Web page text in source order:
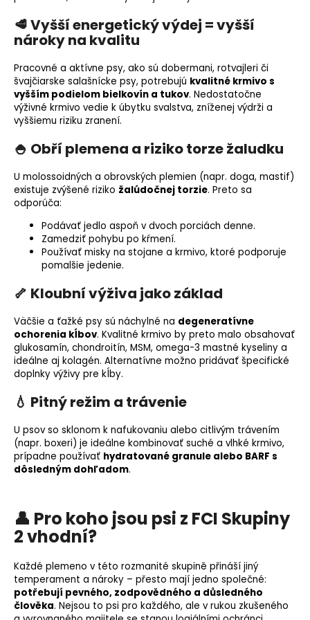
🥩 Vyšší energetický výdej = vyšší
nároky na kvalitu
Pracovné a aktívne psy, ako sú dobermani, rotvajleri či
švajčiarske salašnícke psy, potrebujú kvalitné krmivo s
vyšším podielom bielkovín a tukov. Nedostatočne
výživné krmivo vedie k úbytku svalstva, zníženej výdrži a
vyššiemu riziku zranení.
🍚 Obří plemena a riziko torze žaludku
U molossoidných a obrovských plemien (napr. doga, mastif)
existuje zvýšené riziko žalúdočnej torzie. Preto sa
odporúča:
Podávať jedlo aspoň v dvoch porciách denne.
Zamedziť pohybu po kŕmení.
Používať misky na stojane a krmivo, ktoré podporuje
pomalšie jedenie.
🦴 Kloubní výživa jako základ
Väčšie a ťažké psy sú náchylné na degeneratívne
ochorenia kĺbov. Kvalitné krmivo by preto malo obsahovať
glukosamín, chondroitín, MSM, omega-3 mastné kyseliny a
ideálne aj kolagén. Alternatívne možno pridávať špecifické
doplnky výživy pre kĺby.
💧 Pitný režim a trávenie
U psov so sklonom k nafukovaniu alebo citlivým trávením
(napr. boxeri) je ideálne kombinovať suché a vlhké krmivo,
prípadne používať hydratované granule alebo BARF s
dôsledným dohľadom.
👤 Pro koho jsou psi z FCI Skupiny
2 vhodní?
Každé plemeno v této rozmanité skupině přináší jiný
temperament a nároky – přesto mají jedno společné:
potřebují pevného, zodpovědného a důsledného
člověka. Nejsou to psi pro každého, ale v rukou zkušeného